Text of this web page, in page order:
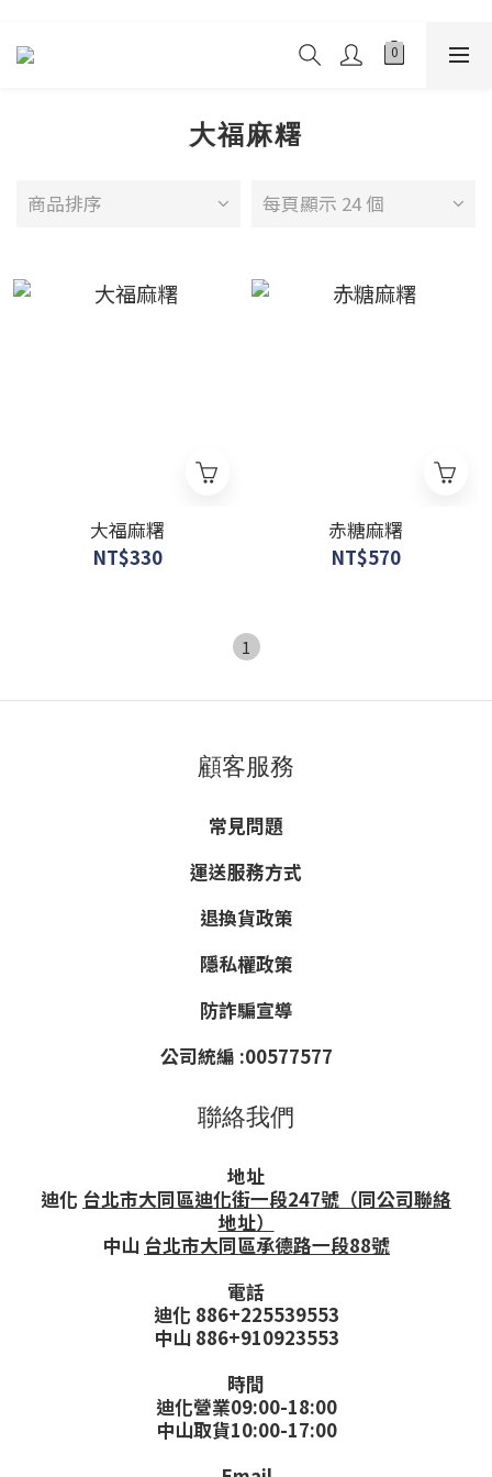
大福麻糬
商品排序 每頁顯示 24 個
大福麻糬
NT$330
赤糖麻糬
NT$570
1
顧客服務
常見問題
運送服務方式
退換貨政策
隱私權政策
防詐騙宣導
公司統編 :00577577
聯絡我們
地址
迪化 台北市大同區迪化街一段247號（同公司聯絡
地址）
中山 台北市大同區承德路一段88號
電話
迪化 886+225539553
中山 886+910923553
時間
迪化營業09:00-18:00
中山取貨10:00-17:00